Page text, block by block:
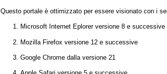
Questo portale è ottimizzato per essere visionato con i
Microsoft Internet Eplorer versione 8 e successive
Mozilla Firefox versione 12 e successive
Google Chrome dalla versione 21